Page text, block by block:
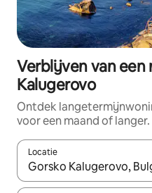
Verblijven van een
Kalugerovo
Ontdek
voor een maand of langer.
Locatie
Wanneer er resultaten